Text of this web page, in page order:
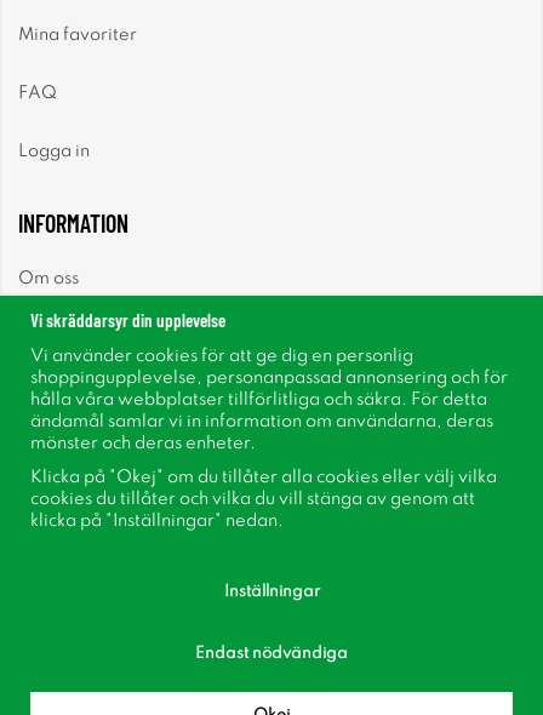
Mina favoriter
FAQ
Logga in
INFORMATION
Om oss
Nyhetsbrev
Om cookies
Inspiration
Vi skräddarsyr din upplevelse
Vi använder cookies för att ge dig en personlig
shoppingupplevelse, personanpassad annonsering och för
hålla våra webbplatser tillförlitliga och säkra. För detta
ändamål samlar vi in information om användarna, deras
mönster och deras enheter.
Klicka på "Okej" om du tillåter alla cookies eller välj vilka
cookies du tillåter och vilka du vill stänga av genom att
klicka på "Inställningar" nedan.
Inställningar
Endast nödvändiga